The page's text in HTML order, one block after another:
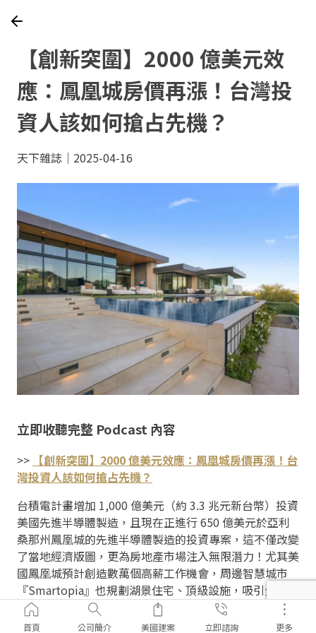
【創新突圍】2000 億美元效
應：鳳凰城房價再漲！台灣投
資人該如何搶占先機？
天下雜誌｜2025-04-16
立即收聽完整 Podcast 內容
>> 【創新突圍】2000 億美元效應：鳳凰城房價再漲！台
灣投資人該如何搶占先機？
台積電計畫增加 1,000 億美元（約 3.3 兆元新台幣）投資
美國先進半導體製造，且現在正進行 650 億美元於亞利
桑那州鳳凰城的先進半導體製造的投資專案，這不僅改變
了當地經濟版圖，更為房地產市場注入無限潛力！尤其美
國鳳凰城預計創造數萬個高薪工作機會，周邊智慧城市
『Smartopia』也規劃湖景住宅、頂級設施，吸引全球資
金湧入。如何掌握新一波資產趨勢？下載聽「創新突
圍」。
首頁 公司簡介 美國建案 立即諮詢 更多